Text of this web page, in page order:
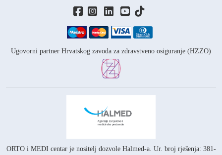
Ugovorni partner Hrvatskog zavoda za zdravstveno osiguranje (HZZO)
ORTO i MEDI centar je nositelj dozvole Halmed-a. Ur. broj rješenja: 381-